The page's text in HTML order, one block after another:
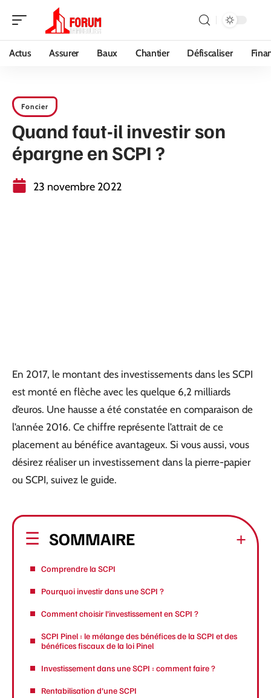
Actus Assurer Baux Chantier Défiscaliser
Foncier
Quand faut-il investir son
épargne en SCPI ?
23 novembre 2022
En 2017, le montant des investissements dans les SCPI
est monté en flèche avec les quelque 6,2 milliards
d’euros. Une hausse a été constatée en comparaison de
l’année 2016. Ce chiffre représente l’attrait de ce
placement au bénéfice avantageux. Si vous aussi, vous
désirez réaliser un investissement dans la pierre-papier
ou SCPI, suivez le guide.
SOMMAIRE
Comprendre la SCPI
Pourquoi investir dans une SCPI ?
Comment choisir l’investissement en SCPI ?
SCPI Pinel : le mélange des bénéfices de la SCPI et des
bénéfices fiscaux de la loi Pinel
Investissement dans une SCPI : comment faire ?
Rentabilisation d’une SCPI